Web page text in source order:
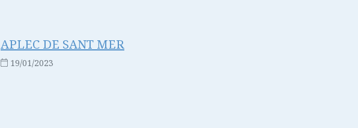
APLEC DE SANT MER
19/01/2023